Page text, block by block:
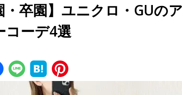
・卒園】ユニクロ・GUの
コーデ4選